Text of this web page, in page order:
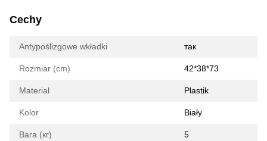
Cechy
Antypoślizgowe wkładki так
Rozmiar (cm) 42*38*73
Material Plastik
Kolor Biały
Вага (кг) 5